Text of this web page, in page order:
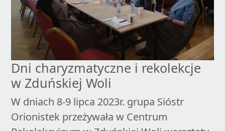
Dni charyzmatyczne i rekolekcje
w Zduńskiej Woli
W dniach 8-9 lipca 2023r. grupa Sióstr
Orionistek przeżywała w Centrum